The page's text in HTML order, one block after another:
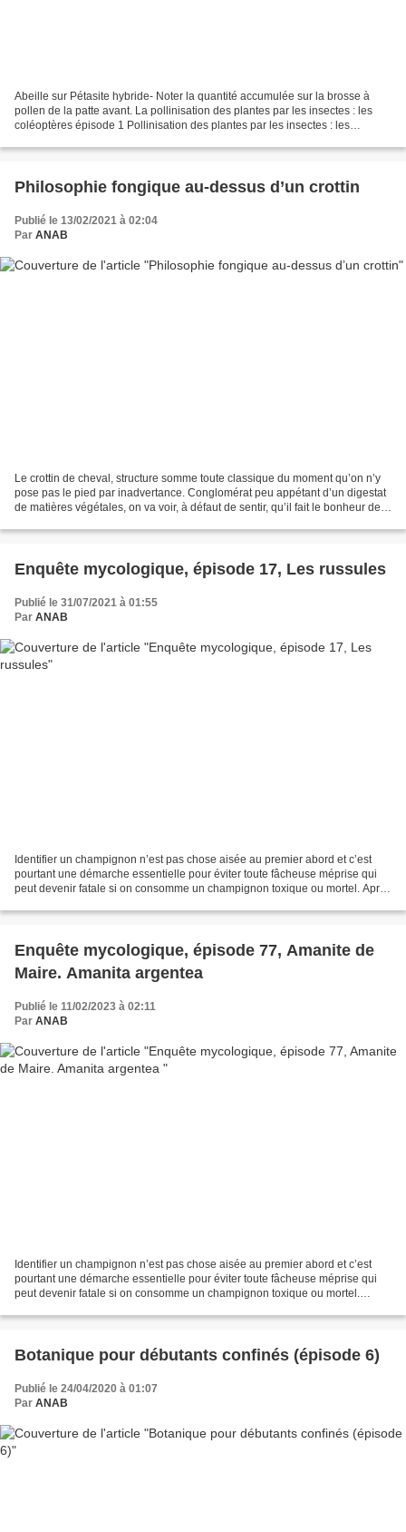
Abeille sur Pétasite hybride- Noter la quantité accumulée sur la brosse à
pollen de la patte avant. La pollinisation des plantes par les insectes : les
coléoptères épisode 1 Pollinisation des plantes par les insectes : les
Philosophie fongique au-dessus d’un crottin
Publié le 13/02/2021 à 02:04
Par ANAB
Le crottin de cheval, structure somme toute classique du moment qu’on n’y
pose pas le pied par inadvertance. Conglomérat peu appétant d’un digestat
de matières végétales, on va voir, à défaut de sentir, qu’il fait le bonheur de
Enquête mycologique, épisode 17, Les russules
Publié le 31/07/2021 à 01:55
Par ANAB
Identifier un champignon n’est pas chose aisée au premier abord et c’est
pourtant une démarche essentielle pour éviter toute fâcheuse méprise qui
peut devenir fatale si on consomme un champignon toxique ou mortel. Après
Enquête mycologique, épisode 77, Amanite de
Maire. Amanita argentea
Publié le 11/02/2023 à 02:11
Par ANAB
Identifier un champignon n’est pas chose aisée au premier abord et c’est
pourtant une démarche essentielle pour éviter toute fâcheuse méprise qui
peut devenir fatale si on consomme un champignon toxique ou mortel.
Botanique pour débutants confinés (épisode 6)
Publié le 24/04/2020 à 01:07
Par ANAB